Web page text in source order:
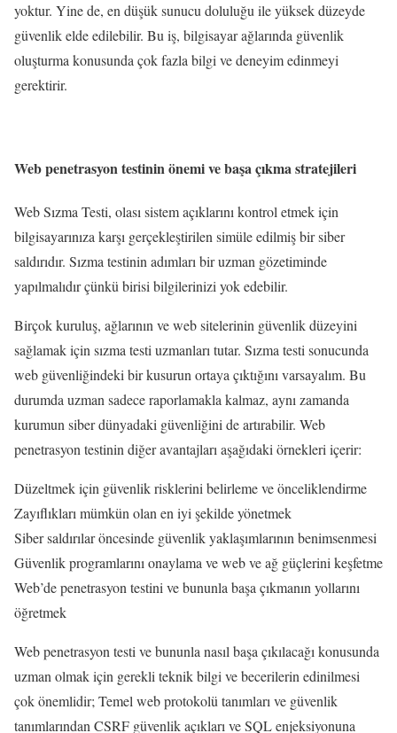
yoktur. Yine de, en düşük sunucu doluluğu ile yüksek düzeyde
güvenlik elde edilebilir. Bu iş, bilgisayar ağlarında güvenlik
oluşturma konusunda çok fazla bilgi ve deneyim edinmeyi
gerektirir.
Web penetrasyon testinin önemi ve başa çıkma stratejileri
Web Sızma Testi, olası sistem açıklarını kontrol etmek için
bilgisayarınıza karşı gerçekleştirilen simüle edilmiş bir siber
saldırıdır. Sızma testinin adımları bir uzman gözetiminde
yapılmalıdır çünkü birisi bilgilerinizi yok edebilir.
Birçok kuruluş, ağlarının ve web sitelerinin güvenlik düzeyini
sağlamak için sızma testi uzmanları tutar. Sızma testi sonucunda
web güvenliğindeki bir kusurun ortaya çıktığını varsayalım. Bu
durumda uzman sadece raporlamakla kalmaz, aynı zamanda
kurumun siber dünyadaki güvenliğini de artırabilir. Web
penetrasyon testinin diğer avantajları aşağıdaki örnekleri içerir:
Düzeltmek için güvenlik risklerini belirleme ve önceliklendirme
Zayıflıkları mümkün olan en iyi şekilde yönetmek
Siber saldırılar öncesinde güvenlik yaklaşımlarının benimsenmesi
Güvenlik programlarını onaylama ve web ve ağ güçlerini keşfetme
Web’de penetrasyon testini ve bununla başa çıkmanın yollarını
öğretmek
Web penetrasyon testi ve bununla nasıl başa çıkılacağı konusunda
uzman olmak için gerekli teknik bilgi ve becerilerin edinilmesi
çok önemlidir; Temel web protokolü tanımları ve güvenlik
tanımlarından CSRF güvenlik açıkları ve SQL enjeksiyonuna